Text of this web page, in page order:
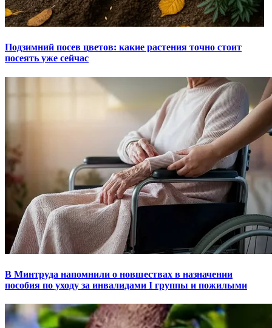
Подзимний посев цветов: какие растения точно стоит
посеять уже сейчас
В Минтруда напомнили о новшествах в назначении
пособия по уходу за инвалидами I группы и пожилыми